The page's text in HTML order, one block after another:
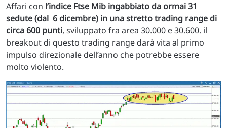
Affari con l’indice Ftse Mib ingabbiato da ormai 31
sedute (dal 6 dicembre) in una stretto trading range di
circa 600 punti, sviluppato fra area 30.000 e 30.600. il
breakout di questo trading range darà vita al primo
impulso direzionale dell’anno che potrebbe essere
molto violento.